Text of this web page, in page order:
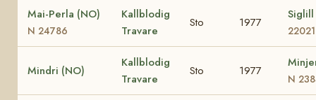
Mai-Perla (NO)
N 24786
Kallblodig
Travare
Sto 1977
22021
Mindri (NO)
Kallblodig
Travare
Sto 1977
N